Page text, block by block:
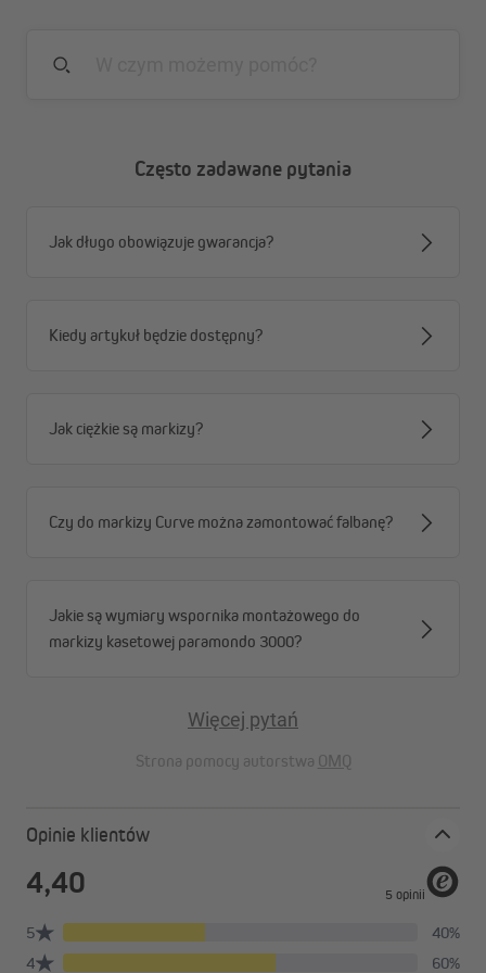
innowacyjna funkcja samoczyszczenia dzięki
wodoodporne i odporne na zabrudzenia tkaniny
Dostępna w różnych rozmiarach
Markiza Quadris LED jest dostępna w standardowych
metra.
Często zadawane pytania
Jak długo obowiązuje gwarancja?
Kiedy artykuł będzie dostępny?
Jak ciężkie są markizy?
Czy do markizy Curve można zamontować falbanę?
Jakie są wymiary wspornika montażowego do
markizy kasetowej paramondo 3000?
Więcej pytań
Strona pomocy autorstwa OMQ
Opinie klientów